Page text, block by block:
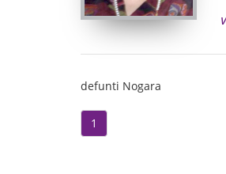
defunti Nogara
1